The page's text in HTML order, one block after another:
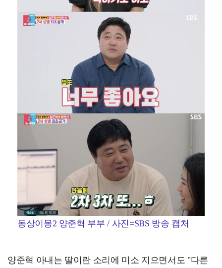
동상이몽2 양준혁 부부 / 사진=SBS 방송 캡처
양준혁 아내는 딸이란 소리에 미소 지으면서도 "다른